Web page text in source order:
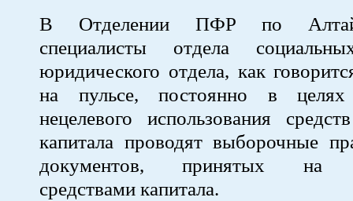
В Отделении ПФР по
специалисты отдела
юридического отдела, как
на пульсе, постоянно в целях
нецелевого использования
капитала проводят выборочные
документов, принятых на
средствами капитала.